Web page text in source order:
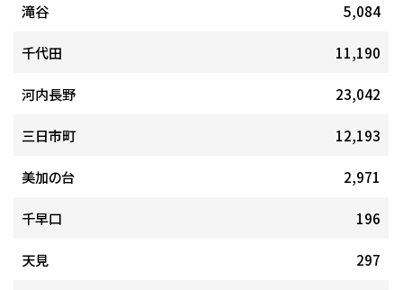
滝谷 5,084
千代田 11,190
河内長野 23,042
三日市町 12,193
美加の台 2,971
千早口 196
天見 297